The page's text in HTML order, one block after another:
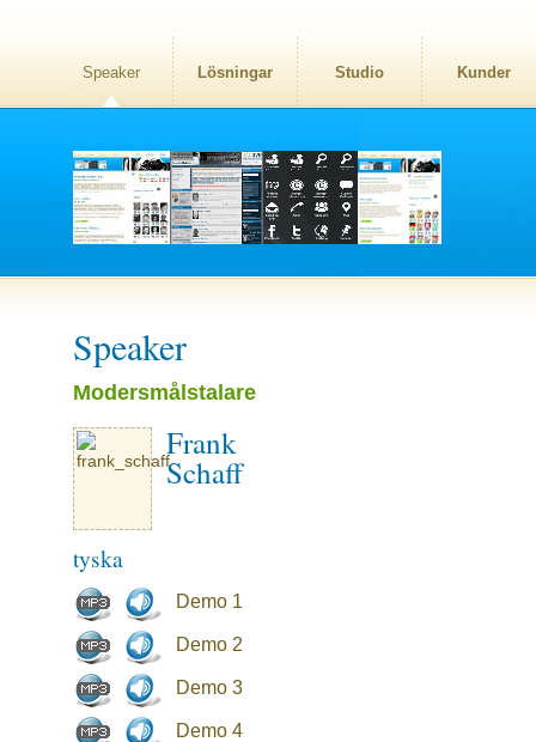
Speaker Lösningar Studio Kunder
Speaker
Modersmålstalare
Frank
Schaff
tyska
Demo 1
Demo 2
Demo 3
Demo 4